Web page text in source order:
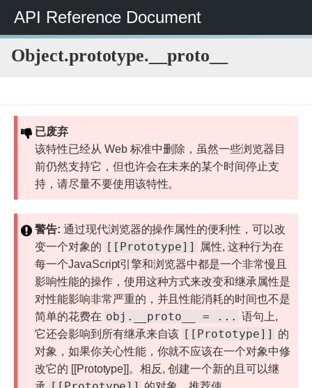
API Reference Document
Object.prototype.__proto__
参
考
标
准
已废弃
该特性已经从 Web 标准中删除，虽然一些浏览器目
前仍然支持它，但也许会在未来的某个时间停止支
持，请尽量不要使用该特性。
警告: 通过现代浏览器的操作属性的便利性，可以改
变一个对象的 [[Prototype]]
属性, 这种行为在
每一个JavaScript引擎和浏览器中都是一个非常慢且
影响性能的操作，使用这种方式来改变和继承属性是
对性能影响非常严重的，并且性能消耗的时间也不是
简单的花费在 obj.__proto__ = ... 语句上,
它还会影响到所有继承来自该 [[Prototype]]
的
对象，如果你关心性能，你就不应该在一个对象中修
改它的 [[Prototype]]。相反, 创建一个新的且可以继